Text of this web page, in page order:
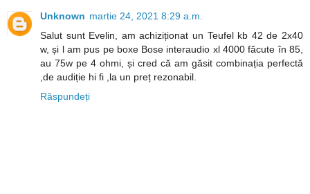
Unknown martie 24, 2021 8:29 a.m.
Salut sunt Evelin, am achiziționat un Teufel kb 42 de 2x40
w, și l am pus pe boxe Bose interaudio xl 4000 făcute în 85,
au 75w pe 4 ohmi, și cred că am găsit combinația perfectă
,de audiție hi fi ,la un preț rezonabil.
Răspundeți